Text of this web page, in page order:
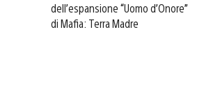
dell’espansione “Uomo d’Onore”
di Mafia: Terra Madre